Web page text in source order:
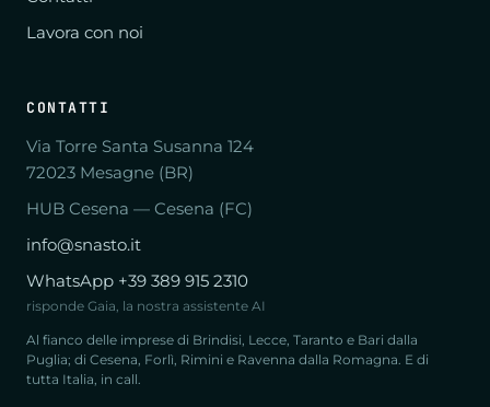
Lavora con noi
CONTATTI
Via Torre Santa Susanna 124
72023 Mesagne (BR)
HUB Cesena — Cesena (FC)
info@snasto.it
WhatsApp +39 389 915 2310
risponde Gaia, la nostra assistente AI
Al fianco delle imprese di Brindisi, Lecce, Taranto e Bari dalla
Puglia; di Cesena, Forlì, Rimini e Ravenna dalla Romagna. E di
tutta Italia, in call.